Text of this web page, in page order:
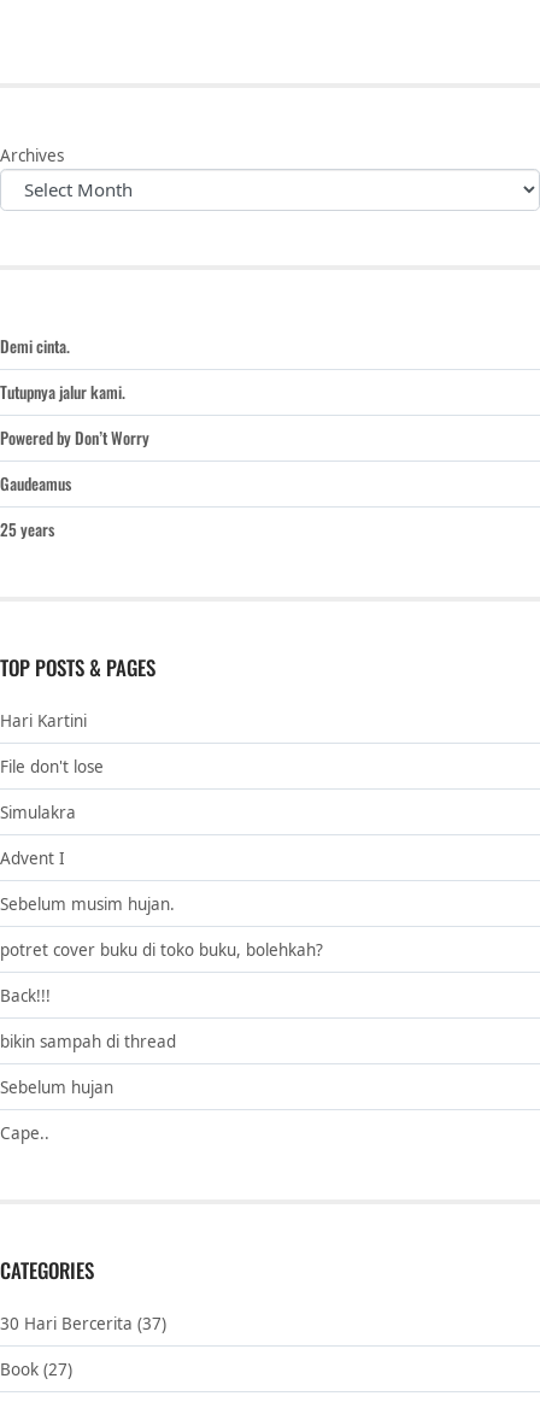
Archives
Demi cinta.
Tutupnya jalur kami.
Powered by Don’t Worry
Gaudeamus
25 years
TOP POSTS & PAGES
Hari Kartini
File don't lose
Simulakra
Advent I
Sebelum musim hujan.
potret cover buku di toko buku, bolehkah?
Back!!!
bikin sampah di thread
Sebelum hujan
Cape..
CATEGORIES
30 Hari Bercerita (37)
Book (27)